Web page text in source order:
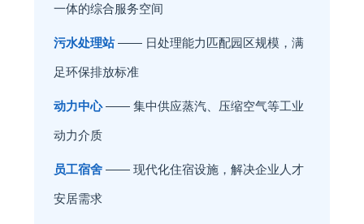
一体的综合服务空间
污水处理站—— 日处理能力匹配园区规模，满
足环保排放标准
动力中心—— 集中供应蒸汽、压缩空气等工业
动力介质
员工宿舍 —— 现代化住宿设施，解决企业人才
安居需求